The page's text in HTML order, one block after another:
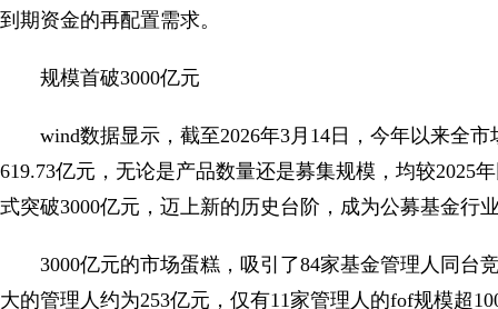
到期资金的再配置需求。
规模首破3000亿元
wind数据显示，截至2026年3月14日，今年以来全
619.73亿元，无论是产品数量还是募集规模，均较2025
式突破3000亿元，迈上新的历史台阶，成为公募基金行
3000亿元的市场蛋糕，吸引了84家基金管理人同台
大的管理人约为253亿元，仅有11家管理人的fof规模超